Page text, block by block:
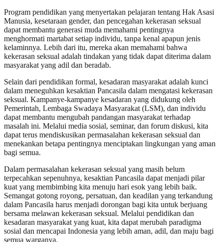
Program pendidikan yang menyertakan pelajaran tentang Hak Asasi
Manusia, kesetaraan gender, dan pencegahan kekerasan seksual
dapat membantu generasi muda memahami pentingnya
menghormati martabat setiap individu, tanpa kenal apapun jenis
kelaminnya. Lebih dari itu, mereka akan memahami bahwa
kekerasan seksual adalah tindakan yang tidak dapat diterima dalam
masyarakat yang adil dan beradab.
Selain dari pendidikan formal, kesadaran masyarakat adalah kunci
dalam meneguhkan kesaktian Pancasila dalam mengatasi kekerasan
seksual. Kampanye-kampanye kesadaran yang didukung oleh
Pemerintah, Lembaga Swadaya Masyarakat (LSM), dan individu
dapat membantu mengubah pandangan masyarakat terhadap
masalah ini. Melalui media sosial, seminar, dan forum diskusi, kita
dapat terus mendiskusikan permasalahan kekerasan seksual dan
menekankan betapa pentingnya menciptakan lingkungan yang aman
bagi semua.
Dalam permasalahan kekerasan seksual yang masih belum
terpecahkan sepenuhnya, kesaktian Pancasila dapat menjadi pilar
kuat yang membimbing kita menuju hari esok yang lebih baik.
Semangat gotong royong, persatuan, dan keadilan yang terkandung
dalam Pancasila harus menjadi dorongan bagi kita untuk berjuang
bersama melawan kekerasan seksual. Melalui pendidikan dan
kesadaran masyarakat yang kuat, kita dapat merubah paradigma
sosial dan mencapai Indonesia yang lebih aman, adil, dan maju bagi
semua warganya.